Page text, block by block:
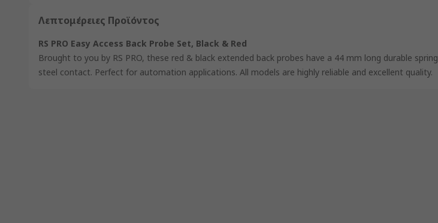
Λεπτομέρειες Προϊόντος
RS PRO Easy Access Back Probe Set, Black & Red
Brought to you by RS PRO, these red & black extended back probes have a 44 mm long durable spring
steel contact. Perfect for automation applications. All models are highly reliable and excellent quality.